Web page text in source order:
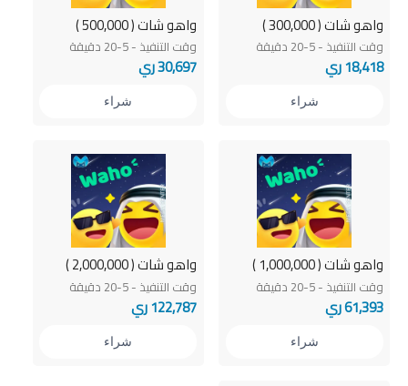
واهو شات ( 300,000 )
وقت التنفيذ - 5-20 دقيقة
18,418 ري
شراء
واهو شات ( 500,000 )
وقت التنفيذ - 5-20 دقيقة
30,697 ري
شراء
واهو شات ( 1,000,000 )
وقت التنفيذ - 5-20 دقيقة
61,393 ري
شراء
واهو شات ( 2,000,000 )
وقت التنفيذ - 5-20 دقيقة
122,787 ري
شراء